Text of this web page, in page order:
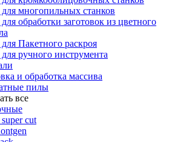
многопильных станков
обработки заготовок из цветного
Пакетного раскроя
ручного инструмента
и обработка массива
пилы
все
cut